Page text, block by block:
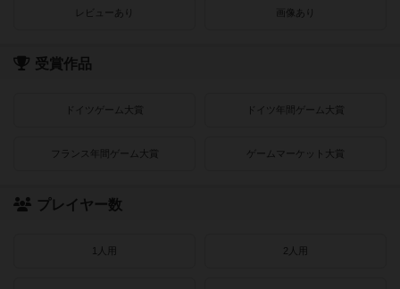
レビューあり 画像あり
受賞作品
ドイツゲーム大賞 ドイツ年間ゲーム大賞
フランス年間ゲーム大賞 ゲームマーケット大賞
プレイヤー数
1人用 2人用